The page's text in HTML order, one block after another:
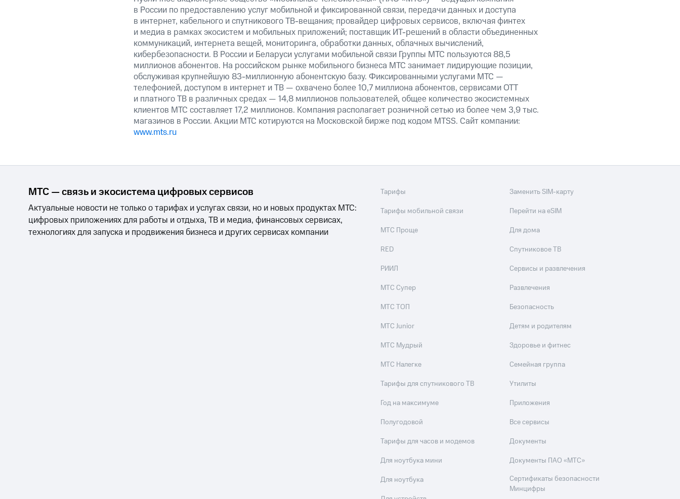
в России по предоставлению услуг мобильной и фиксированной связи, передачи данных и доступа
в интернет, кабельного и спутникового ТВ-вещания; провайдер цифровых сервисов, включая финтех
и медиа в рамках экосистем и мобильных приложений; поставщик ИТ-решений в области объединенных
коммуникаций, интернета вещей, мониторинга, обработки данных, облачных вычислений,
кибербезопасности. В России и Беларуси услугами мобильной связи Группы МТС пользуются 88,5
миллионов абонентов. На российском рынке мобильного бизнеса МТС занимает лидирующие позиции,
обслуживая крупнейшую 83-миллионную абонентскую базу. Фиксированными услугами МТС —
телефонией, доступом в интернет и ТВ — охвачено более 10,7 миллиона абонентов, сервисами OTT
и платного ТВ в различных средах — 14,8 миллионов пользователей, общее количество экосистемных
клиентов МТС составляет 17,2 миллионов. Компания располагает розничной сетью из более чем 3,9 тыс.
магазинов в России. Акции МТС котируются на Московской бирже под кодом MTSS. Сайт компании:
www.mts.ru
МТС — связь и экосистема цифровых сервисов
Актуальные новости не только о тарифах и услугах связи, но и новых продуктах МТС:
цифровых приложениях для работы и отдыха, ТВ и медиа, финансовых сервисах,
технологиях для запуска и продвижения бизнеса и других сервисах компании
Тарифы
Тарифы мобильной связи
МТС Проще
RED
РИИЛ
МТС Супер
МТС ТОП
МТС Junior
МТС Мудрый
МТС Налегке
Тарифы для спутникового ТВ
Год на максимуме
Полугодовой
Тарифы для часов и модемов
Для ноутбука мини
Для ноутбука
Заменить SIM-карту
Перейти на eSIM
Для дома
Спутниковое ТВ
Сервисы и развлечения
Развлечения
Безопасность
Детям и родителям
Здоровье и фитнес
Семейная группа
Утилиты
Приложения
Все сервисы
Документы
Документы ПАО «МТС»
Сертификаты безопасности
Минцифры